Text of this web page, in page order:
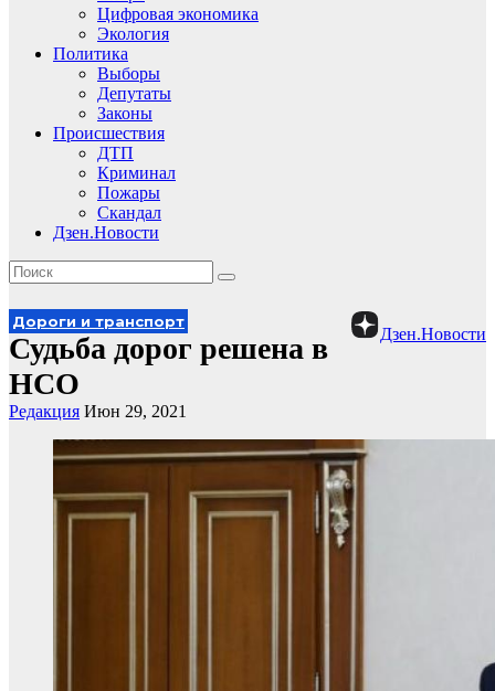
Цифровая экономика
Экология
Политика
Выборы
Депутаты
Законы
Происшествия
ДТП
Криминал
Пожары
Скандал
Дзен.Новости
Дзен.Новости
Дороги и транспорт
Судьба дорог решена в
НСО
Редакция Июн 29, 2021